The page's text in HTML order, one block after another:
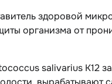
здоровой
организма от
salivarius K12